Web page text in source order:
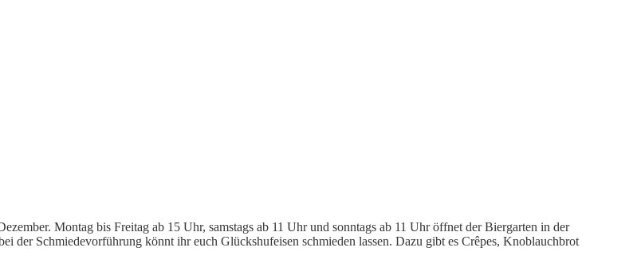
Montag bis Freitag ab 15 Uhr, samstags ab 11 Uhr und sonntags ab 11 Uhr öffnet der Biergarten in der
der Schmiedevorführung könnt ihr euch Glückshufeisen schmieden lassen. Dazu gibt es Crêpes, Knoblauchbrot